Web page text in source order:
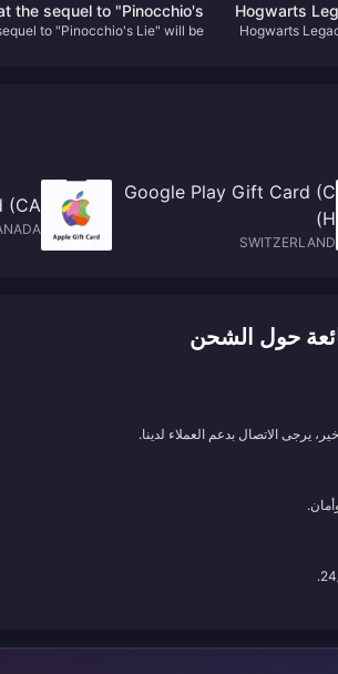
"Hogwarts
to
"Hogwarts
the sequel to "Pinocchio's
be created using Unreal 5
to "Pinocchio's Lie" will be
Google Play Gift Card (C
H)
SWITZERLAND
يرجى الاتصال بدعم العملاء لدينا.